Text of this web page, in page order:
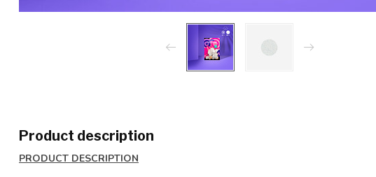
Product description
PRODUCT DESCRIPTION